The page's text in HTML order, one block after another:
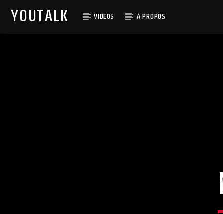
YOUTALK VIDÉOS À PROPOS